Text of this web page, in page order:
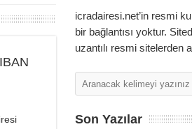
icradairesi.net’in resmi
bir bağlantısı yoktur.
uzantılı resmi sitelerden
Son Yazılar